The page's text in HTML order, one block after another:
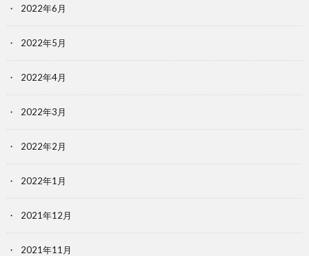
2022年6月
2022年5月
2022年4月
2022年3月
2022年2月
2022年1月
2021年12月
2021年11月